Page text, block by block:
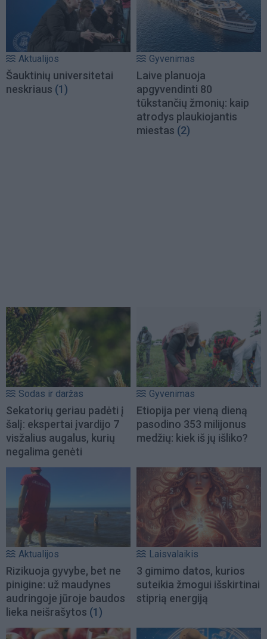
Aktualijos
Šauktinių universitetai
neskriaus (1)
Gyvenimas
Laive planuoja
apgyvendinti 80
tūkstančių žmonių: kaip
atrodys plaukiojantis
miestas (2)
Sodas ir daržas
Sekatorių geriau padėti į
šalį: ekspertai įvardijo 7
visžalius augalus, kurių
negalima genėti
Gyvenimas
Etiopija per vieną dieną
pasodino 353 milijonus
medžių: kiek iš jų išliko?
Aktualijos
Rizikuoja gyvybe, bet ne
pinigine: už maudynes
audringoje jūroje baudos
lieka neišrašytos (1)
Laisvalaikis
3 gimimo datos, kurios
suteikia žmogui išskirtinai
stiprią energiją